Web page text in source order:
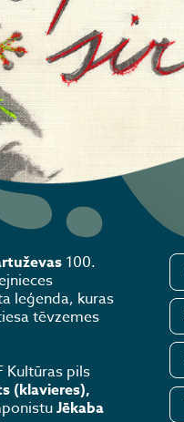
100.
leģenda, kuras
tēvzemes
Kultūras pils
(klavieres),
Jēkaba